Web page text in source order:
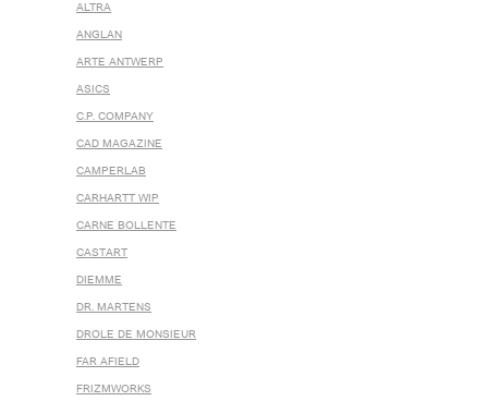
ALTRA
ANGLAN
ARTE ANTWERP
ASICS
C.P. COMPANY
CAD MAGAZINE
CAMPERLAB
CARHARTT WIP
CARNE BOLLENTE
CASTART
DIEMME
DR. MARTENS
DROLE DE MONSIEUR
FAR AFIELD
FRIZMWORKS